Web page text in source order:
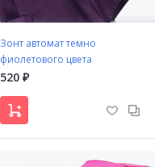
Зонт автомат темно
фиолетового цвета
520 ₽